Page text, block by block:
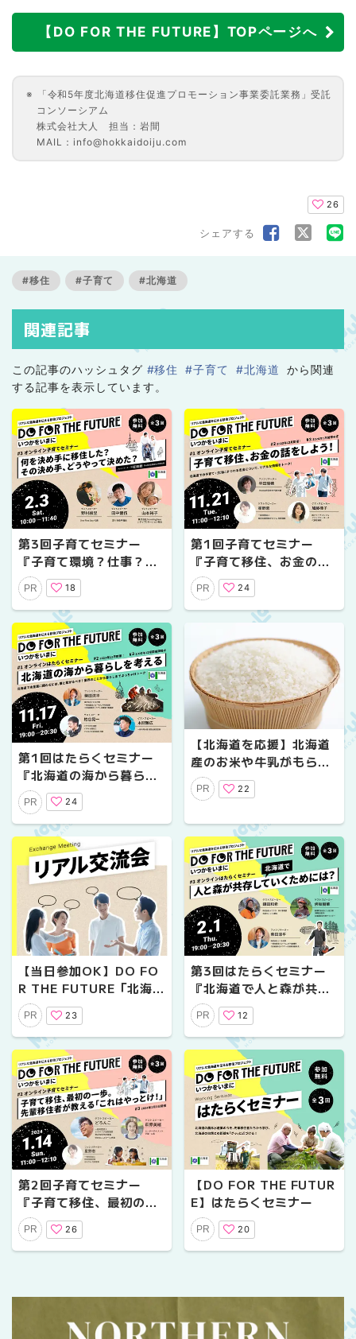
【DO FOR THE FUTURE】TOPページへ
「令和5年度北海道移住促進プロモーション事業委託業務」受託
コンソーシアム
株式会社大人 担当：岩間
MAIL：info@hokkaidoiju.com
26
シェアする
#移住 #子育て #北海道
関連記事
この記事のハッシュタグ #移住 #子育て #北海道
から関連
する記事を表示しています。
第3回子育てセミナー
『子育て環境？仕事？住
みやすさ？移住の決め手
は一体どこ？』2月3日
(土)にオンラインで開催
PR 18
第1回子育てセミナー
『子育て移住、お金の話
をしよう！』11/21(火)
にオンラインで開催
PR 24
第1回はたらくセミナー
『北海道の海から暮らし
を考える』11/17(金)に
オンラインで開催
PR 24
【北海道を応援】北海道
産のお米や牛乳がもらえ
る！北海道お米・牛乳子
育て応援事業 2024年
PR 22
【当日参加OK】DO FO
R THE FUTURE「北海
道移住のすすめ」リアル
交流会 2月9日・10日東
京で開催！
PR 23
第3回はたらくセミナー
『北海道で人と森が共存
して生きていくために
は？』2/1(木)にオンラ
インで開催
PR 12
第2回子育てセミナー
『子育て移住、最初の一
歩。先輩移住者が教える
「これはやっとけ！」』
1/14(日)にオンラインで
PR 26
【DO FOR THE FUTUR
E】はたらくセミナー
PR 20